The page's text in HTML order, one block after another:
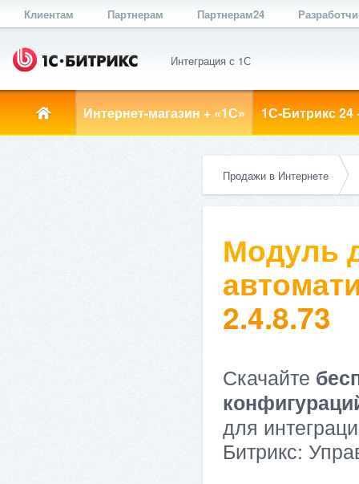
Клиентам Партнерам Партнерам24
Интеграция с 1С
Интернет-магазин + «1С» 1С-Битрикс 24
Продажи в Интернете
Модуль
2.4.8.73
Скачайте
для
Битрикс: